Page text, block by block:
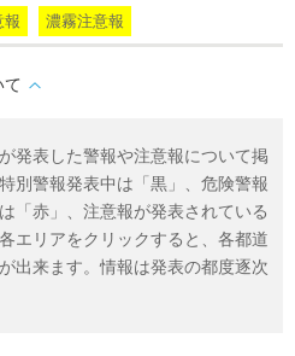
報 濃霧注意報
て
発表した警報や注意報について掲
別警報発表中は「黒」、危険警報
「赤」、注意報が発表されている
エリアをクリックすると、各都道
出来ます。情報は発表の都度逐次